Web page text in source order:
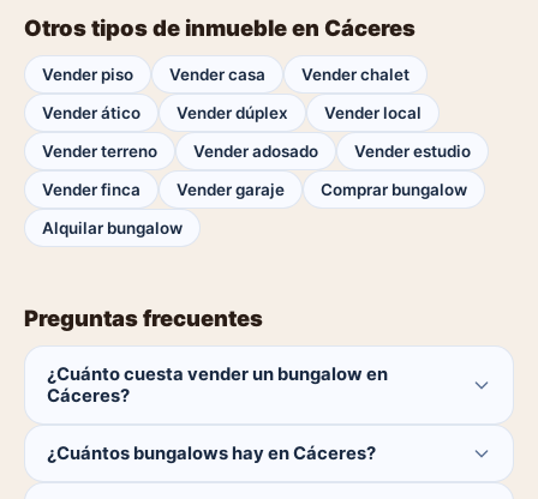
Otros tipos de inmueble en Cáceres
Vender piso Vender casa
Vender chalet
Vender ático
Vender dúplex
Vender local
Vender terreno
Vender adosado
Vender estudio
Vender finca
Vender garaje
Comprar bungalow
Alquilar bungalow
Preguntas frecuentes
¿Cuánto cuesta vender un bungalow en
Cáceres?
cierra la venta.
¿Cuántos bungalows hay en Cáceres?